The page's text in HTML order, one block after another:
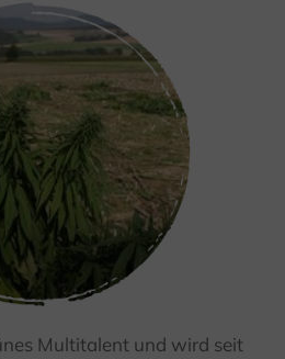
Multitalent und wird seit